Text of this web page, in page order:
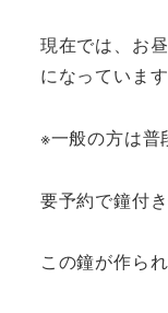
現在では、お
になっています
※一般の方は普
要予約で鐘付
この鐘が作ら